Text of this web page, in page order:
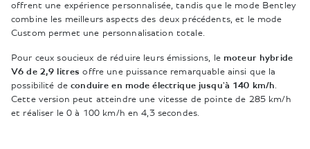
offrent une expérience personnalisée, tandis que le mode Bentley
combine les meilleurs aspects des deux précédents, et le mode
Custom permet une personnalisation totale.
Pour ceux soucieux de réduire leurs émissions, le moteur hybride
V6 de 2,9 litres offre une puissance remarquable ainsi que la
possibilité deconduire en mode électrique jusqu'à 140 km/h.
Cette version peut atteindre une vitesse de pointe de 285 km/h
et réaliser le 0 à 100 km/h en 4,3 secondes.